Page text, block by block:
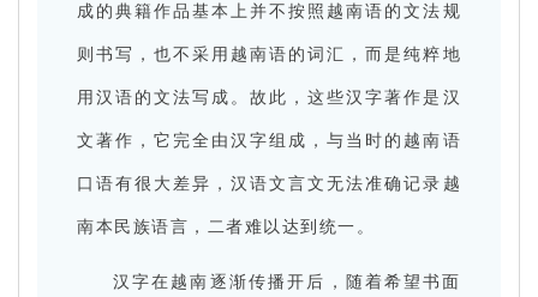
成的典籍作品基本上并不按照越南语的文法规
则书写，也不采用越南语的词汇，而是纯粹地
用汉语的文法写成。故此，这些汉字著作是汉
文著作，它完全由汉字组成，与当时的越南语
口语有很大差异，汉语文言文无法准确记录越
南本民族语言，二者难以达到统一。
汉字在越南逐渐传播开后，随着希望书面